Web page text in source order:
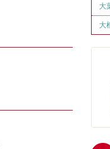
大
大